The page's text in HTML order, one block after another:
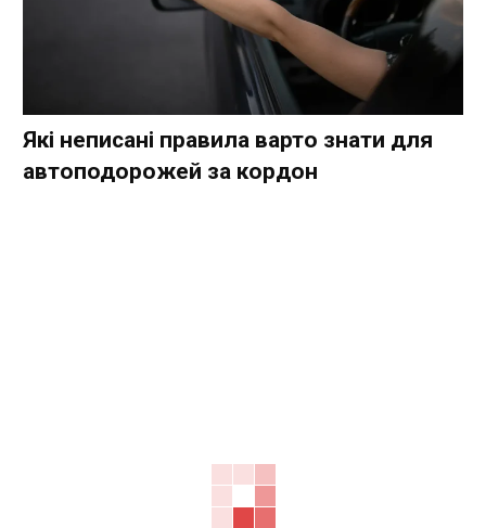
Які неписані правила варто знати для
автоподорожей за кордон